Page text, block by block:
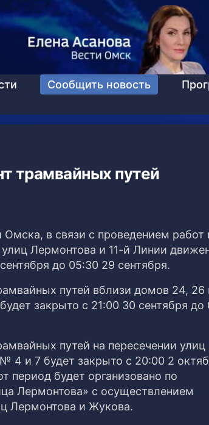
Сообщить новость
трамвайных путей
в связи с проведением работ
Лермонтова и 11-й Линии
до 05:30 29 сентября.
путей вблизи домов 24, 26
закрыто с 21:00 30 сентября до
путей на пересечении улиц
4 и 7 будет закрыто с 20:00 2
период будет организовано по
Лермонтова» с осуществлением
Лермонтова и Жукова.